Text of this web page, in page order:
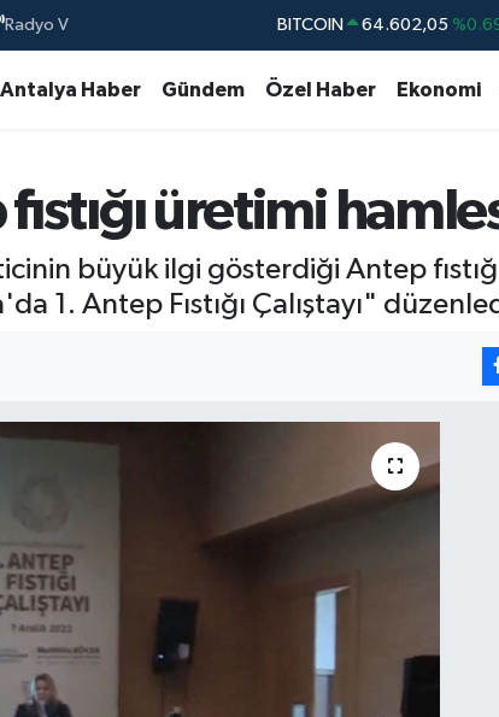
Radyo V
EURO 55,0700
BİST100 13.703
Antalya Haber Gündem Özel Haber Ekonomi
üretimi
büyük ilgi gösterdiği Antep
1. Antep Fıstığı Çalıştayı"